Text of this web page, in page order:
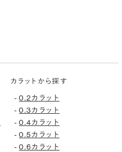
カラットから探す
-0.2カラット
-0.3カラット
-0.4カラット
-0.5カラット
-0.6カラット